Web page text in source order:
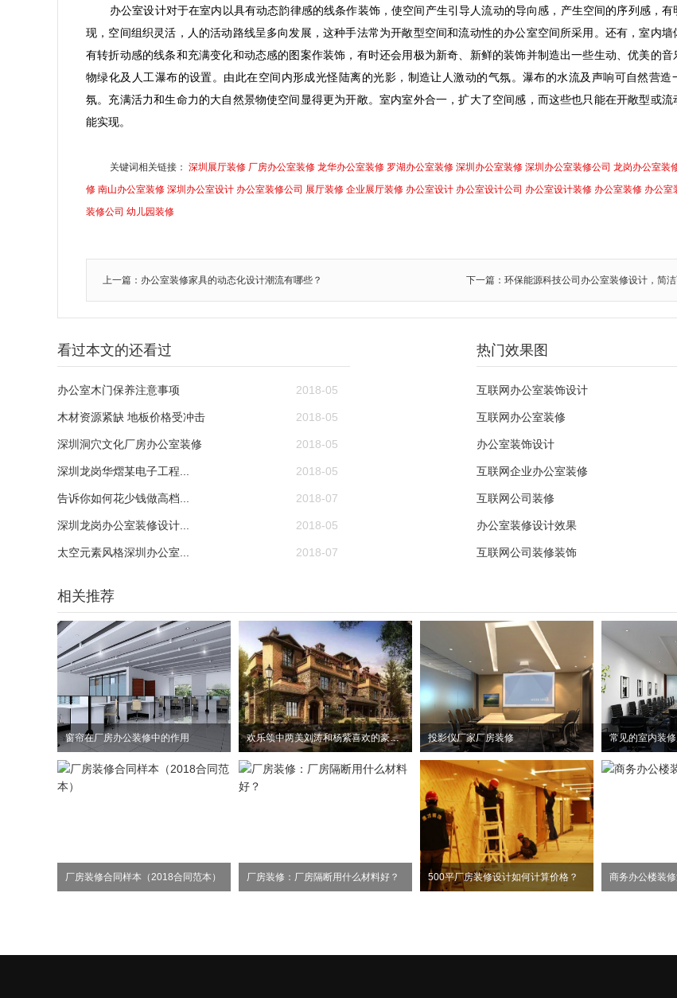
办公室设计对于在室内以具有动态韵律感的线条作装饰，使空间产生引导人流动的导向感，产生空间的序列感，有
现，空间组织灵活，人的活动路线呈多向发展，这种手法常为开敞型空间和流动性的办公室空间所采用。还有，室内墙
有转折动感的线条和充满变化和动态感的图案作装饰，有时还会用极为新奇、新鲜的装饰并制造出一些生动、优美的音
物绿化及人工瀑布的设置。由此在空间内形成光怪陆离的光影，制造让人激动的气氛。瀑布的水流及声响可自然营造
氛。充满活力和生命力的大自然景物使空间显得更为开敞。室内室外合一，扩大了空间感，而这些也只能在开敞型或流
能实现。
关键词相关链接： 深圳展厅装修 厂房办公室装修 龙华办公室装修 罗湖办公室装修 深圳办公室装修 深圳办公室装修公司 龙岗办公室装
修 南山办公室装修 深圳办公室设计 办公室装修公司 展厅装修 企业展厅装修 办公室设计 办公室设计公司 办公室设计装修 办公室装修 办公室
装修公司 幼儿园装修
上一篇：办公室装修家具的动态化设计潮流有哪些？ 下一篇：环保能源科技公司办公室装修设计，简
看过本文的还看过
办公室木门保养注意事项 2018-05
木材资源紧缺 地板价格受冲击 2018-05
深圳洞穴文化厂房办公室装修 2018-05
深圳龙岗华熠某电子工程... 2018-05
告诉你如何花少钱做高档... 2018-07
深圳龙岗办公室装修设计... 2018-05
太空元素风格深圳办公室... 2018-07
热门效果图
互联网办公室装饰设计
互联网办公室装修
办公室装饰设计
互联网企业办公室装修
互联网公司装修
办公室装修设计效果
互联网公司装修装饰
相关推荐
窗帘在厂房办公装修中的作用 欢乐颂中两美刘涛和杨紫喜欢的豪宅风格 投影仪厂家厂房装修 常见的室内装
厂房装修合同样本（2018合同范本） 厂房装修：厂房隔断用什么材料好？ 500平厂房装修设计如何计算价格？ 商务办公楼装